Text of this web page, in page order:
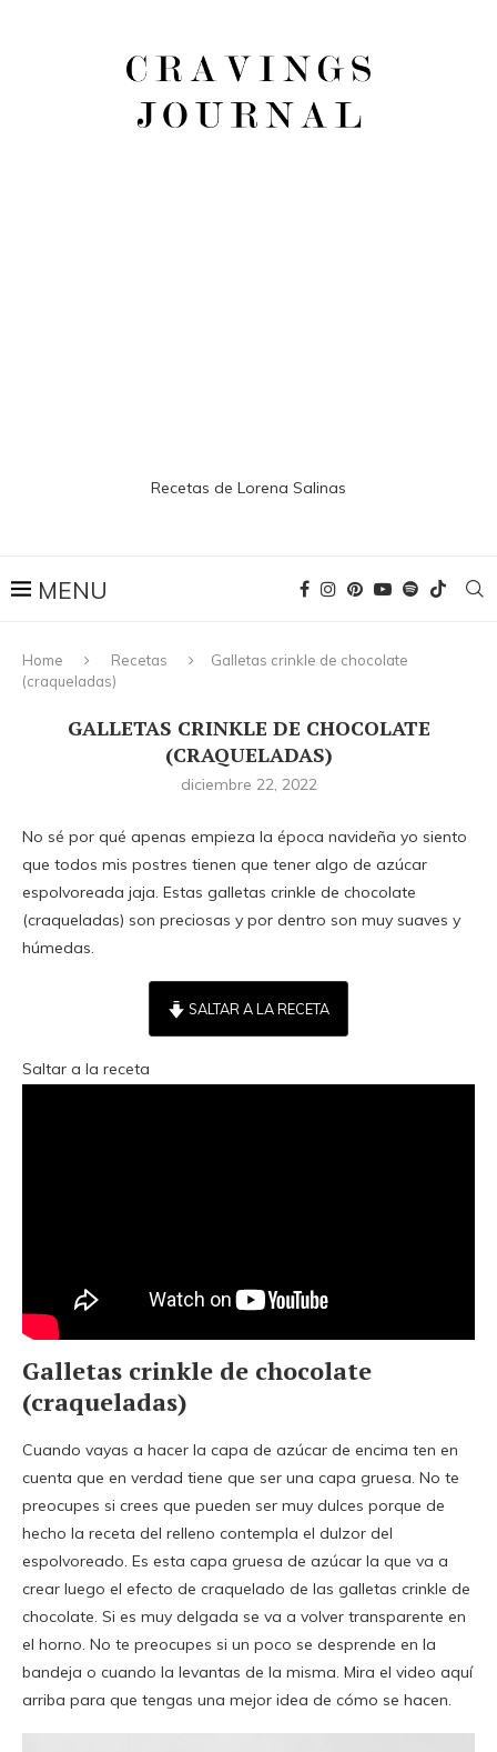
Recetas de Lorena Salinas
Home Recetas
Galletas crinkle de chocolate
(craqueladas)
GALLETAS CRINKLE DE CHOCOLATE
(CRAQUELADAS)
diciembre 22, 2022
No sé por qué apenas empieza la época navideña yo siento
que todos mis postres tienen que tener algo de azúcar
espolvoreada jaja. Estas galletas crinkle de chocolate
(craqueladas) son preciosas y por dentro son muy suaves y
húmedas.
SALTAR A LA RECETA
Saltar a la receta
Galletas crinkle de chocolate
(craqueladas)
Cuando vayas a hacer la capa de azúcar de encima ten en
cuenta que en verdad tiene que ser una capa gruesa. No te
preocupes si crees que pueden ser muy dulces porque de
hecho la receta del relleno contempla el dulzor del
espolvoreado. Es esta capa gruesa de azúcar la que va a
crear luego el efecto de craquelado de las galletas crinkle de
chocolate. Si es muy delgada se va a volver transparente en
el horno. No te preocupes si un poco se desprende en la
bandeja o cuando la levantas de la misma. Mira el video aquí
arriba para que tengas una mejor idea de cómo se hacen.